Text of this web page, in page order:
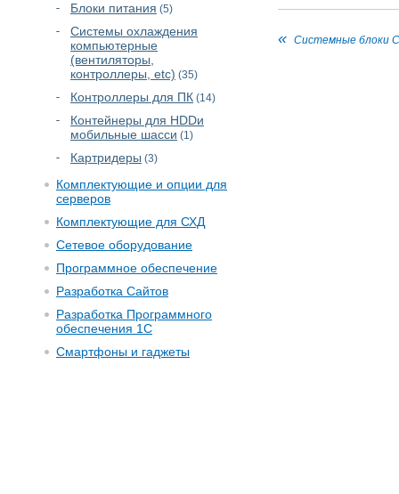
Блоки питания (5)
Cистемы охлаждения
компьютерные
(вентиляторы,
контроллеры, etc) (35)
Контроллеры для ПК (14)
Контейнеры для HDDи
мобильные шасси (1)
Картридеры (3)
Комплектующие и опции для
серверов
Комплектующие для СХД
Сетевое оборудование
Программное обеспечение
Разработка Сайтов
Разработка Программного
обеспечения 1С
Смартфоны и гаджеты
Системные блоки